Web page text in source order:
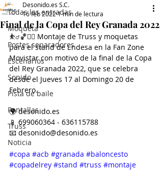
Todas las entradas
Moqueta
Postes separadores
Escenarios
Sonido
Pista de baile
Pantallas
Truss
Noticia
Final de la Copa del Rey Granada 2022
Desonido.es S.C.
16 feb 20221 min de lectura
⛹️‍♂️🏀⛹🏾 Montaje de Truss y moquetas
para el stand de Endesa en la Fan Zone
Movistar con motivo de la final de la Copa
del Rey Granada 2022, que se celebra
desde el Jueves 17 al Domingo 20 de
Febrero.
🌍 desonido.es
📱 699060364 - 636115788
📧 desonido@desonido.es
#copa #acb #granada #baloncesto
#copadelrey #stand #truss #montaje